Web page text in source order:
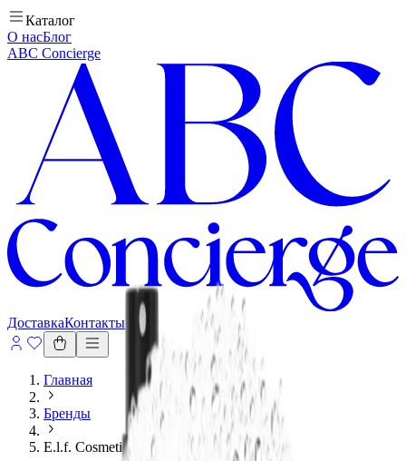
Каталог
О насБлог
ABC Concierge
ДоставкаКонтакты
Главная
Бренды
E.l.f. Cosmetics